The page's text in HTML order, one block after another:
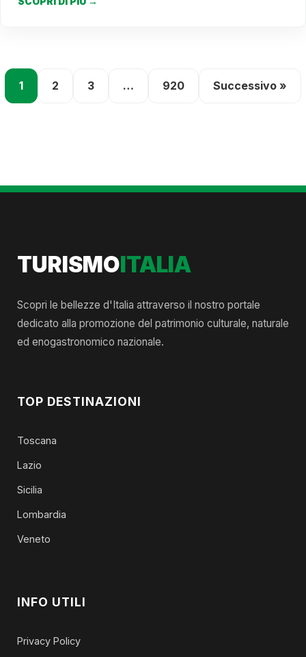
1 2 3 … 920 Successivo »
TURISMOITALIA
Scopri le bellezze d'Italia attraverso il nostro portale
dedicato alla promozione del patrimonio culturale, naturale
ed enogastronomico nazionale.
TOP DESTINAZIONI
Toscana
Lazio
Sicilia
Lombardia
Veneto
INFO UTILI
Privacy Policy